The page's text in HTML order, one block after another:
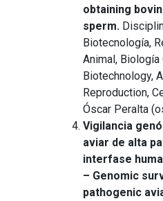
obtaining
sperm.
Biotecnología,
Animal, Biología
Biotechnology,
Reproduction,
Óscar Peralta
Vigilancia
aviar de alta
interfase
– Genomic
pathogenic